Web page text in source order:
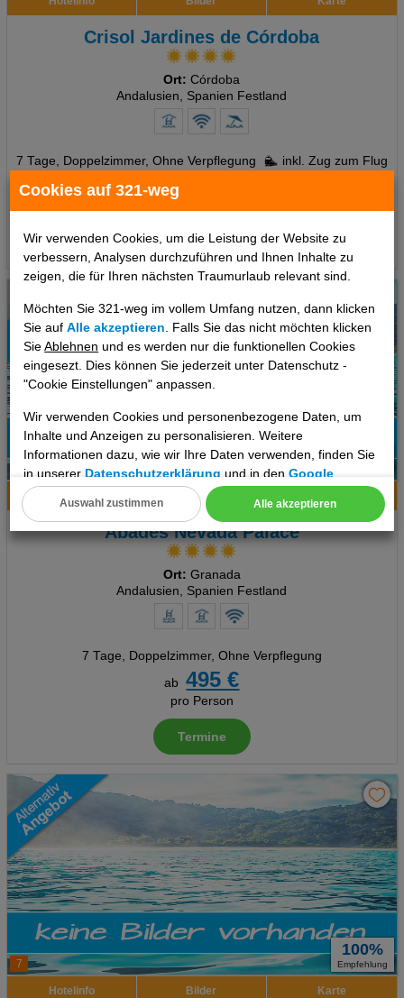
Cookies auf 321-weg
Wir verwenden Cookies, um die Leistung der Website zu
verbessern, Analysen durchzuführen und Ihnen Inhalte zu
zeigen, die für Ihren nächsten Traumurlaub relevant sind.
Möchten Sie 321-weg im vollem Umfang nutzen, dann klicken
Sie aufAlle akzeptieren . Falls Sie das nicht möchten klicken
SieAblehnen und es werden nur die funktionellen Cookies
eingesezt. Dies können Sie jederzeit unter Datenschutz -
"Cookie Einstellungen" anpassen.
Wir verwenden Cookies und personenbezogene Daten, um
Inhalte und Anzeigen zu personalisieren. Weitere
Informationen dazu, wie wir Ihre Daten verwenden, finden Sie
in unsererDatenschutzerklärung und in denGoogle
Datenschutz- und Nutzungsbedingungen
Cookie Einstellungen
Erweiterte Einstellungen
Alle akzeptieren
Auswahl zustimmen
Crisol Jardines de Córdoba
Ort: Córdoba
Andalusien, Spanien Festland
7 Tage, Doppelzimmer, Ohne Verpflegung
inkl. Zug zum Flug
ab
Termine
58%
Hotelinfo Bilder
Abades Nevada Palace
Ort: Granada
Andalusien, Spanien Festland
7 Tage, Doppelzimmer, Ohne Verpflegung
ab
495 €
pro Person
Termine
7
100%
Empfehlung
Hotelinfo Bilder Karte